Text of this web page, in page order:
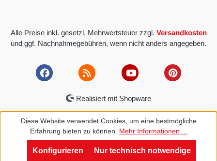
Alle Preise inkl. gesetzl. Mehrwertsteuer zzgl. Versandkosten
und ggf. Nachnahmegebühren, wenn nicht anders angegeben.
Realisiert mit Shopware
Diese Website verwendet Cookies, um eine bestmögliche
Erfahrung bieten zu können. Mehr Informationen ...
Nur technisch notwendige
Konfigurieren